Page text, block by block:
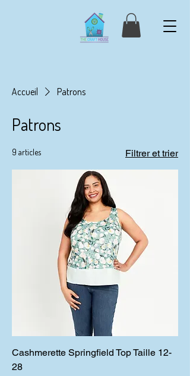
Accueil Patrons
Patrons
9 articles Filtrer et trier
Cashmerette Springfield Top Taille 12-
28